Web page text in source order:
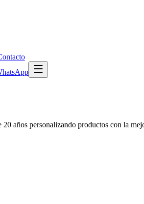
años personalizando productos con la